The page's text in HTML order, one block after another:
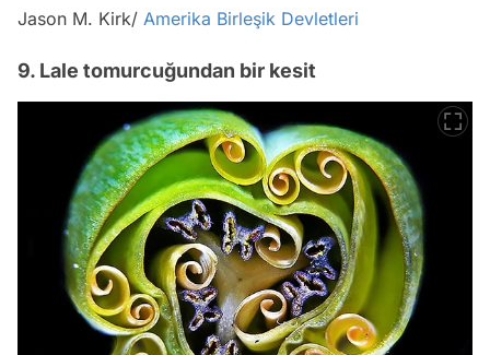
Jason M. Kirk/ Amerika Birleşik Devletleri
9. Lale tomurcuğundan bir kesit